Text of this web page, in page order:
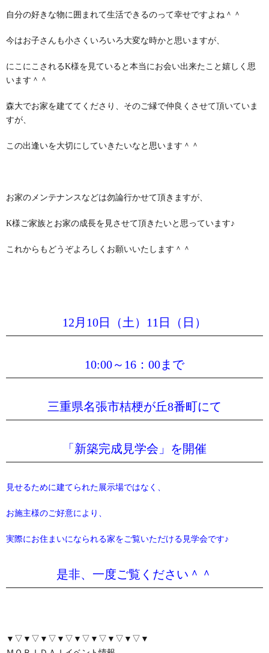
自分の好きな物に囲まれて生活できるのって幸せですよね＾＾
今はお子さんも小さくいろいろ大変な時かと思いますが、
にこにこされるK様を見ていると本当にお会い出来たこと嬉しく思
います＾＾
森大でお家を建ててくださり、そのご縁で仲良くさせて頂いていま
すが、
この出逢いを大切にしていきたいなと思います＾＾
お家のメンテナンスなどは勿論行かせて頂きますが、
K様ご家族とお家の成長を見させて頂きたいと思っています♪
これからもどうぞよろしくお願いいたします＾＾
12月10日（土）11日（日）
10:00～16：00まで
三重県名張市桔梗が丘8番町にて
「新築完成見学会」を開催
見せるために建てられた展示場ではなく、
お施主様のご好意により、
実際にお住まいになられる家をご覧いただける見学会です♪
是非、一度ご覧ください＾＾
▼▽▼▽▼▽▼▽▼▽▼▽▼▽▼▽▼